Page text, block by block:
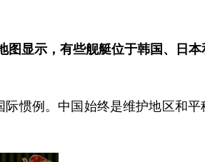
图显示，有些舰艇位于韩国、日
惯例。中国始终是维护地区和平